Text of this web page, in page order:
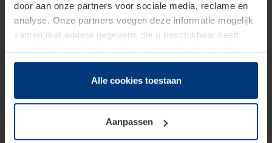
door aan onze partners voor sociale media, reclame en
analyse. Onze partners voegen deze informatie mogelijk
samen met andere gegevens die u beschikbaar heeft
dienstverlening hebben verzameld.
Juridisch zijn wij gerechtigd om cookies op uw computer
onze pagina's absoluut noodzakelijk is. Voor alle andere
soorten cookies is uw toestemming vereist. Uw
toestemming kunt u op elk moment bij de uitleg van de
Alle cookies toestaan
Aanpassen